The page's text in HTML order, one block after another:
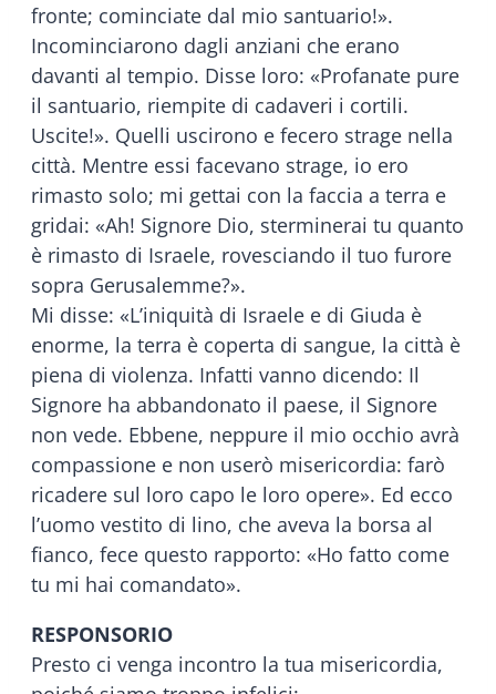
fronte; cominciate dal mio santuario!».
Incominciarono dagli anziani che erano
davanti al tempio. Disse loro: «Profanate pure
il santuario, riempite di cadaveri i cortili.
Uscite!». Quelli uscirono e fecero strage nella
città. Mentre essi facevano strage, io ero
rimasto solo; mi gettai con la faccia a terra e
gridai: «Ah! Signore Dio, sterminerai tu quanto
è rimasto di Israele, rovesciando il tuo furore
sopra Gerusalemme?».
Mi disse: «L’iniquità di Israele e di Giuda è
enorme, la terra è coperta di sangue, la città è
piena di violenza. Infatti vanno dicendo: Il
Signore ha abbandonato il paese, il Signore
non vede. Ebbene, neppure il mio occhio avrà
compassione e non userò misericordia: farò
ricadere sul loro capo le loro opere». Ed ecco
l’uomo vestito di lino, che aveva la borsa al
fianco, fece questo rapporto: «Ho fatto come
tu mi hai comandato».
RESPONSORIO
Presto ci venga incontro la tua misericordia,